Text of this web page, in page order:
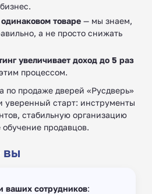
товаре — мы знаем,
а не просто снижать
увеличивает доход до 5 раз
процессом.
по продаже дверей «Русдверь»
уверенный старт: инструменты
стабильную организацию
продавцов.
вы
ваших сотрудников: